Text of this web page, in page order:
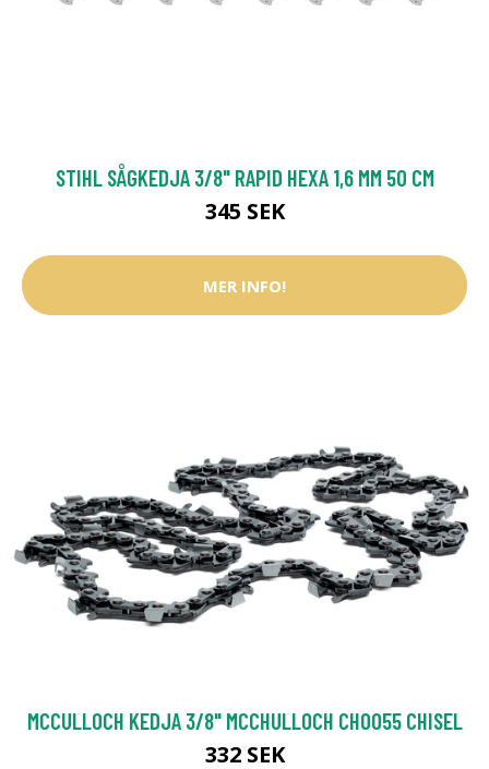
STIHL SÅGKEDJA 3/8" RAPID HEXA 1,6 MM 50 CM
345 SEK
MER INFO!
MCCULLOCH KEDJA 3/8" MCCHULLOCH CHO055 CHISEL
332 SEK